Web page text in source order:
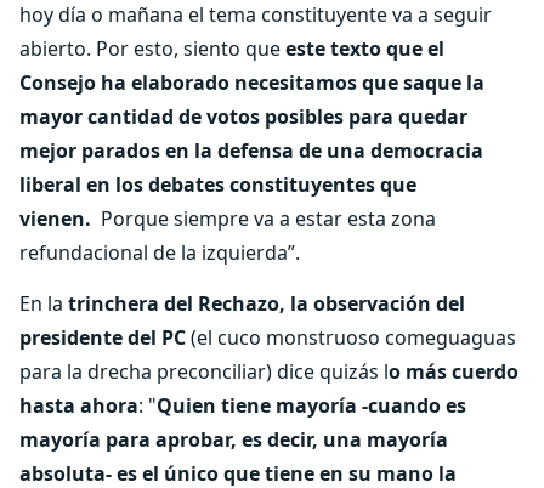
hoy día o mañana el tema constituyente va a seguir
abierto. Por esto, siento queeste texto que el
Consejo ha elaborado necesitamos que saque la
mayor cantidad de votos posibles para quedar
mejor parados en la defensa de una democracia
liberal en los debates constituyentes que
vienen. Porque siempre va a estar esta zona
refundacional de la izquierda”.
En la trinchera del Rechazo, la observación del
presidente del PC(el cuco monstruoso comeguaguas
para la drecha preconciliar) dice quizás lo más cuerdo
hasta ahora: "Quien tiene mayoría -cuando es
mayoría para aprobar, es decir, una mayoría
absoluta- es el único que tiene en su mano la